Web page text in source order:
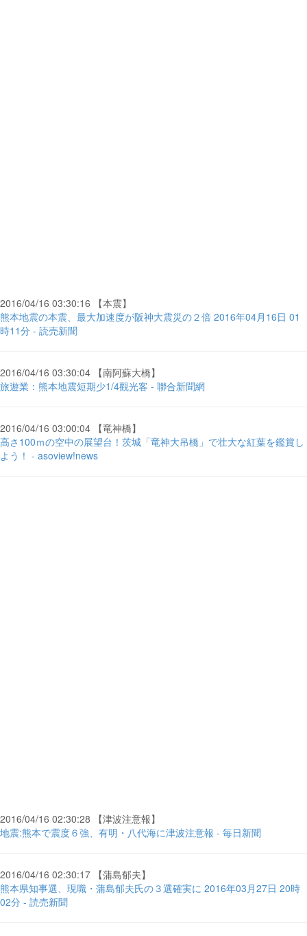
2016/04/16 03:30:16 【本震】
熊本地震の本震、最大加速度が阪神大震災の２倍 2016年04月16日 01
時11分 - 読売新聞
2016/04/16 03:30:04 【南阿蘇大橋】
旅遊業：熊本地震短期少1/4觀光客 - 聯合新聞網
2016/04/16 03:00:04 【竜神橋】
高さ100ｍの空中の展望台！茨城「竜神大吊橋」で壮大な紅葉を鑑賞し
よう！ - asoview!news
2016/04/16 02:30:28 【津波注意報】
地震:熊本で震度６強、有明・八代海に津波注意報 - 毎日新聞
2016/04/16 02:30:17 【蒲島郁夫】
熊本県知事選、現職・蒲島郁夫氏の３選確実に 2016年03月27日 20時
02分 - 読売新聞